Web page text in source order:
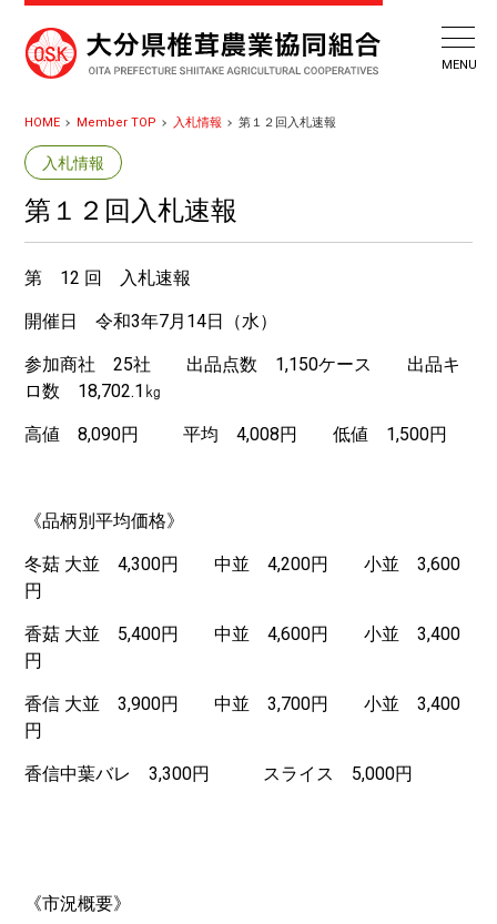
HOME Member TOP 入札情報 第１２回入札速報
入札情報
第１２回入札速報
第 12 回 入札速報
開催日 令和3年7月14日（水）
参加商社 25社 出品点数 1,150ケース 出品キ
ロ数 18,702.1㎏
高値 8,090円 平均 4,008円 低値 1,500円
《品柄別平均価格》
冬菇 大並 4,300円 中並 4,200円 小並 3,600
円
香菇 大並 5,400円 中並 4,600円 小並 3,400
円
香信 大並 3,900円 中並 3,700円 小並 3,400
円
香信中葉バレ 3,300円 スライス 5,000円
《市況概要》